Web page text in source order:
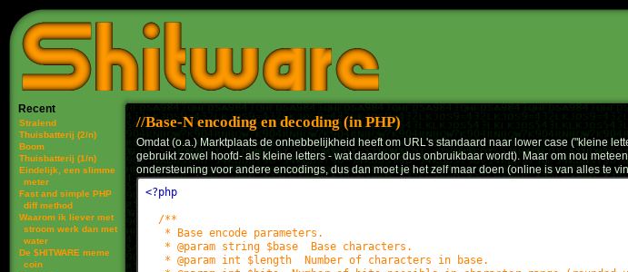
Recent
Stralend
Thuisbatterij (2/n)
Boom
Thuisbatterij (1/n)
Eindelijk, een slimme
meter
Fast and simple PHP
diff method
Waarom ik liever met
stroom werk dan met
water
De $HITWARE meme
coin
Base-N encoding en decoding (in PHP)
Omdat (o.a.) Marktplaats de onhebbelijkheid heeft om URL's standaard naar lower case ("kleine
gebruikt zowel hoofd- als kleine letters - wat daardoor dus onbruikbaar wordt). Maar om nou
ondersteuning voor andere encodings, dus dan moet je het zelf maar doen (online is van alles te
<?php
/**
* Base encode parameters.
* @param string $base Base characters.
* @param int $length Number of characters in base.